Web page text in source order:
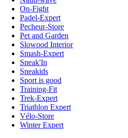
On-Fight
Padel-Expert
Pecheur-Store
Pet and Garden
Slowood Interior
Smash-Expert
Sneak'In
Sneakids
Sport is good
Training-Fit
Trek-Expert
Triathlon Expert
Vélo-Store
Winter Expert